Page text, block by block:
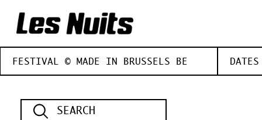
FESTIVAL © MADE IN BRUSSELS BE